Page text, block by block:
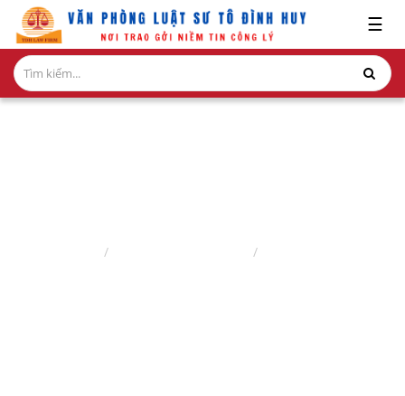
GIỚI
THIỆU
☰